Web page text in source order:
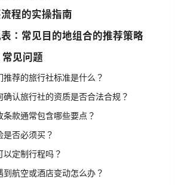
程的实操指南
：常见目的地组合的推荐策略
常见问题
推荐的旅行社标准是什么？
确认旅行社的资质是否合法合规？
条款通常包含哪些要点？
是否必须买？
以定制行程吗？
到航空或酒店变动怎么办？